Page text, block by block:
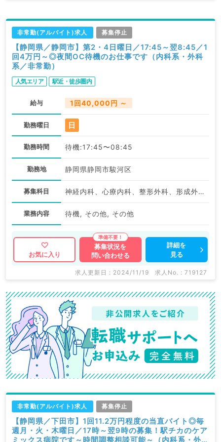
非常勤(アルバイト)求人 募集停止
【静岡県／静岡市】第2・4日曜日／17:45～翌8:45／1
回4万円～◎夜間OC待機のお仕事です（内科系・外科
系／非常勤）
人気エリア 駅近・徒歩圏内
給与 1回40,000円 ～
勤務曜日 日
勤務時間 待機:17:45〜08:45
勤務地 静岡県静岡市駿河区
募集科目 神経内科、心療内科、整形外科、形成外科、脳神経外科、呼吸器外科、心臓血管外科、小児外科、泌尿器科、一般内科、循環器内科、呼吸器内科、消化器内科、内分泌・代謝内科、腎臓内科、老年内科、血液内科、外科系全般、一般外科、消化器外科、乳腺外科、膠原病科、スポーツ整形外科、大腸・肛門外科、脊髄・脊椎外科
業務内容 待機, その他, その他
お気に入り
募集状況を
問い合わせる
詳細を
見る
求人更新日 : 2024/11/19 求人No. : 719127
非常勤(アルバイト)求人 募集停止
【静岡県／下田市】1回11.2万円程度の当直バイト◎毎
週月・火・木曜日／17時～翌9時の募集！駅チカのケア
ミックス病院です～時間調整相談可能～（内科系・外科